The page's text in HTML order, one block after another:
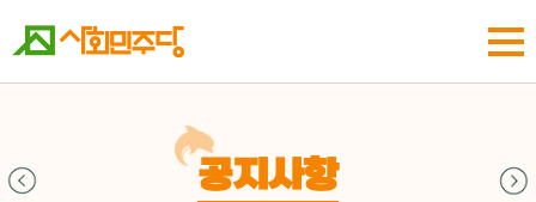
공지사항